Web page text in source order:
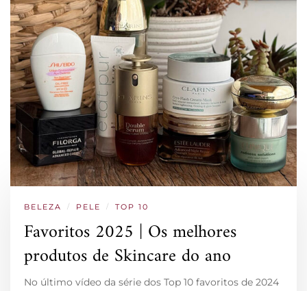
BELEZA / PELE / TOP 10
Favoritos 2025 | Os melhores
produtos de Skincare do ano
No último vídeo da série dos Top 10 favoritos de 2024